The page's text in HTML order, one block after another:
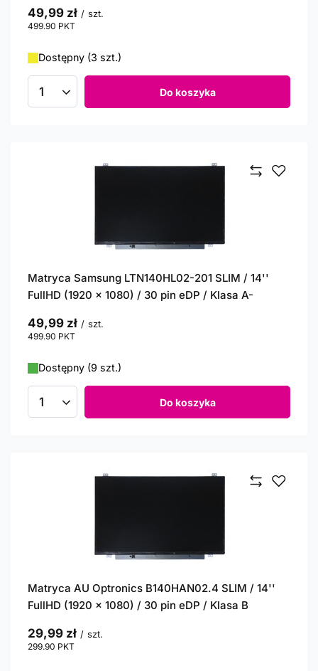
49,99 zł / szt.
499.90 PKT
Dostępny (3 szt.)
Ilość produktów Do koszyka
Matryca Samsung LTN140HL02-201 SLIM / 14''
FullHD (1920 x 1080) / 30 pin eDP / Klasa A-
49,99 zł / szt.
499.90 PKT
Dostępny (9 szt.)
Ilość produktów Do koszyka
Matryca AU Optronics B140HAN02.4 SLIM / 14''
FullHD (1920 x 1080) / 30 pin eDP / Klasa B
29,99 zł / szt.
299.90 PKT